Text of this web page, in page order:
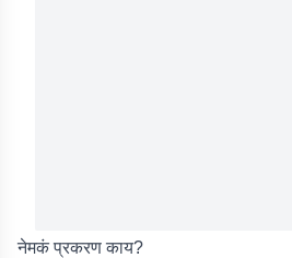
नेमकं प्रकरण काय?